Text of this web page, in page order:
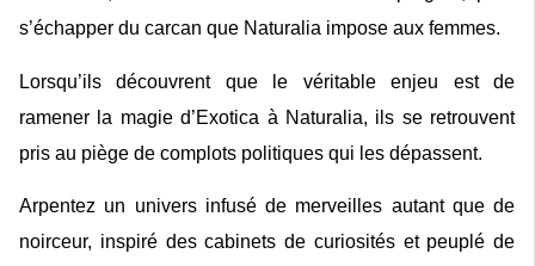
s’échapper du carcan que Naturalia impose aux femmes.
Lorsqu’ils découvrent que le véritable enjeu est de
ramener la magie d’Exotica à Naturalia, ils se retrouvent
pris au piège de complots politiques qui les dépassent.
Arpentez un univers infusé de merveilles autant que de
noirceur, inspiré des cabinets de curiosités et peuplé de